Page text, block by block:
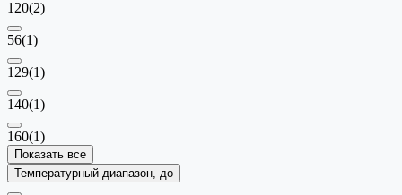
120(2)
56(1)
129(1)
140(1)
160(1)
Показать все
Температурный диапазон, до